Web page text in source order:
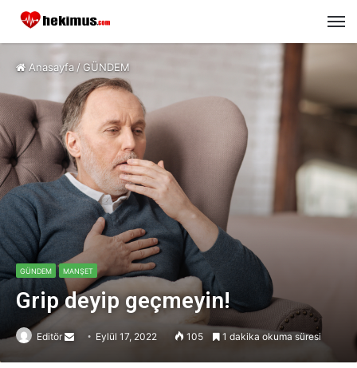
Anasayfa /GÜNDEM
GÜNDEM MANŞET
Grip deyip geçmeyin!
Editör
SendEylül 17, 2022 105 1 dakika okuma süresi